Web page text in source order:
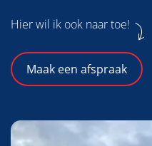
Hier wil ik ook naar toe!
Maak een afspraak